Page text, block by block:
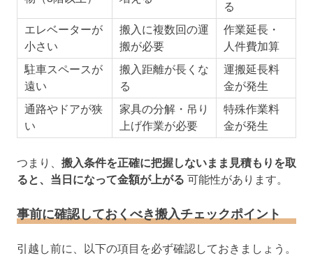
る
エレベーターが
小さい
搬入に複数回の運
搬が必要
作業延長・
人件費加算
駐車スペースが
遠い
搬入距離が長くな
る
運搬延長料
金が発生
通路やドアが狭
い
家具の分解・吊り
上げ作業が必要
特殊作業料
金が発生
つまり、 搬入条件を正確に把握しないまま見積もりを取
ると、当日になって金額が上がる 可能性があります。
事前に確認しておくべき搬入チェックポイント
引越し前に、以下の項目を必ず確認しておきましょう。